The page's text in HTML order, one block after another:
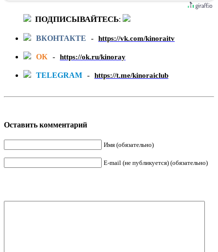
ПОДПИСЫВАЙТЕСЬ:
ВКОНТАКТЕ - https://vk.com/kinoraitv
ОК - https://ok.ru/kinoray
TELEGRAM - https://t.me/kinoraiclub
Оставить комментарий
Имя (обязательно)
E-mail (не публикуется) (обязательно)